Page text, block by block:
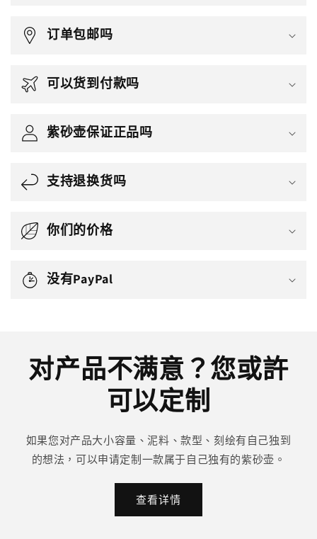
订单包邮吗
可以货到付款吗
紫砂壶保证正品吗
支持退换货吗
你们的价格
没有PayPal
对产品不满意？您或許
可以定制
如果您对产品大小容量、泥料、款型、刻绘有自己独到
的想法，可以申请定制一款属于自己独有的紫砂壶。
查看详情